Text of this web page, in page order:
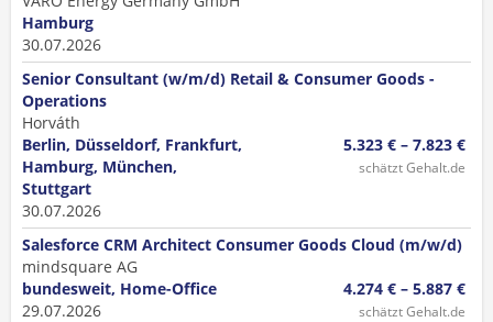
Hamburg
30.07.2026
Senior Consultant (w/m/d) Retail & Consumer Goods -
Operations
Horváth
Berlin, Düsseldorf, Frankfurt,
Hamburg, München,
Stuttgart
30.07.2026
5.323 € – 7.823 €
schätzt Gehalt.de
Salesforce CRM Architect Consumer Goods Cloud (m/w/d)
mindsquare AG
bundesweit, Home-Office
29.07.2026
4.274 € – 5.887 €
schätzt Gehalt.de